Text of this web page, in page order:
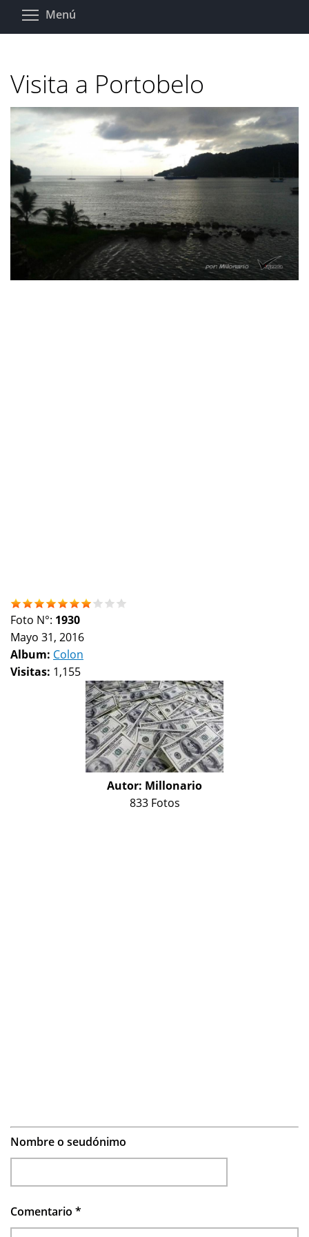
Pasar
Menú
Visita a Portobelo
Foto N°: 1930
Mayo 31, 2016
Album: Colon
Visitas: 1,155
Autor: Millonario
833 Fotos
Nombre o seudónimo
Comentario *